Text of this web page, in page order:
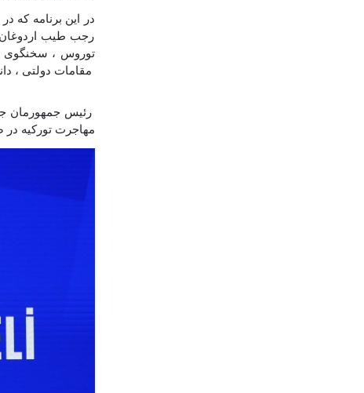
در این برنامه که
رجب طیب اردوغان و
توروس ، سخنگوی
مقامات دولتی ،
رئیس جمهورمان
مهاجرت تورکیه در